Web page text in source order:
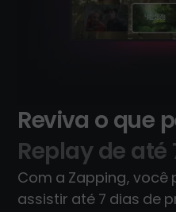
Reviva o que
Replay de até
Com a Zapping,
assistir até 7 dias de